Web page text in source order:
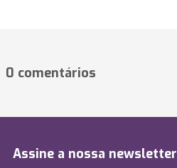
0 comentários
Assine a nossa newsletter